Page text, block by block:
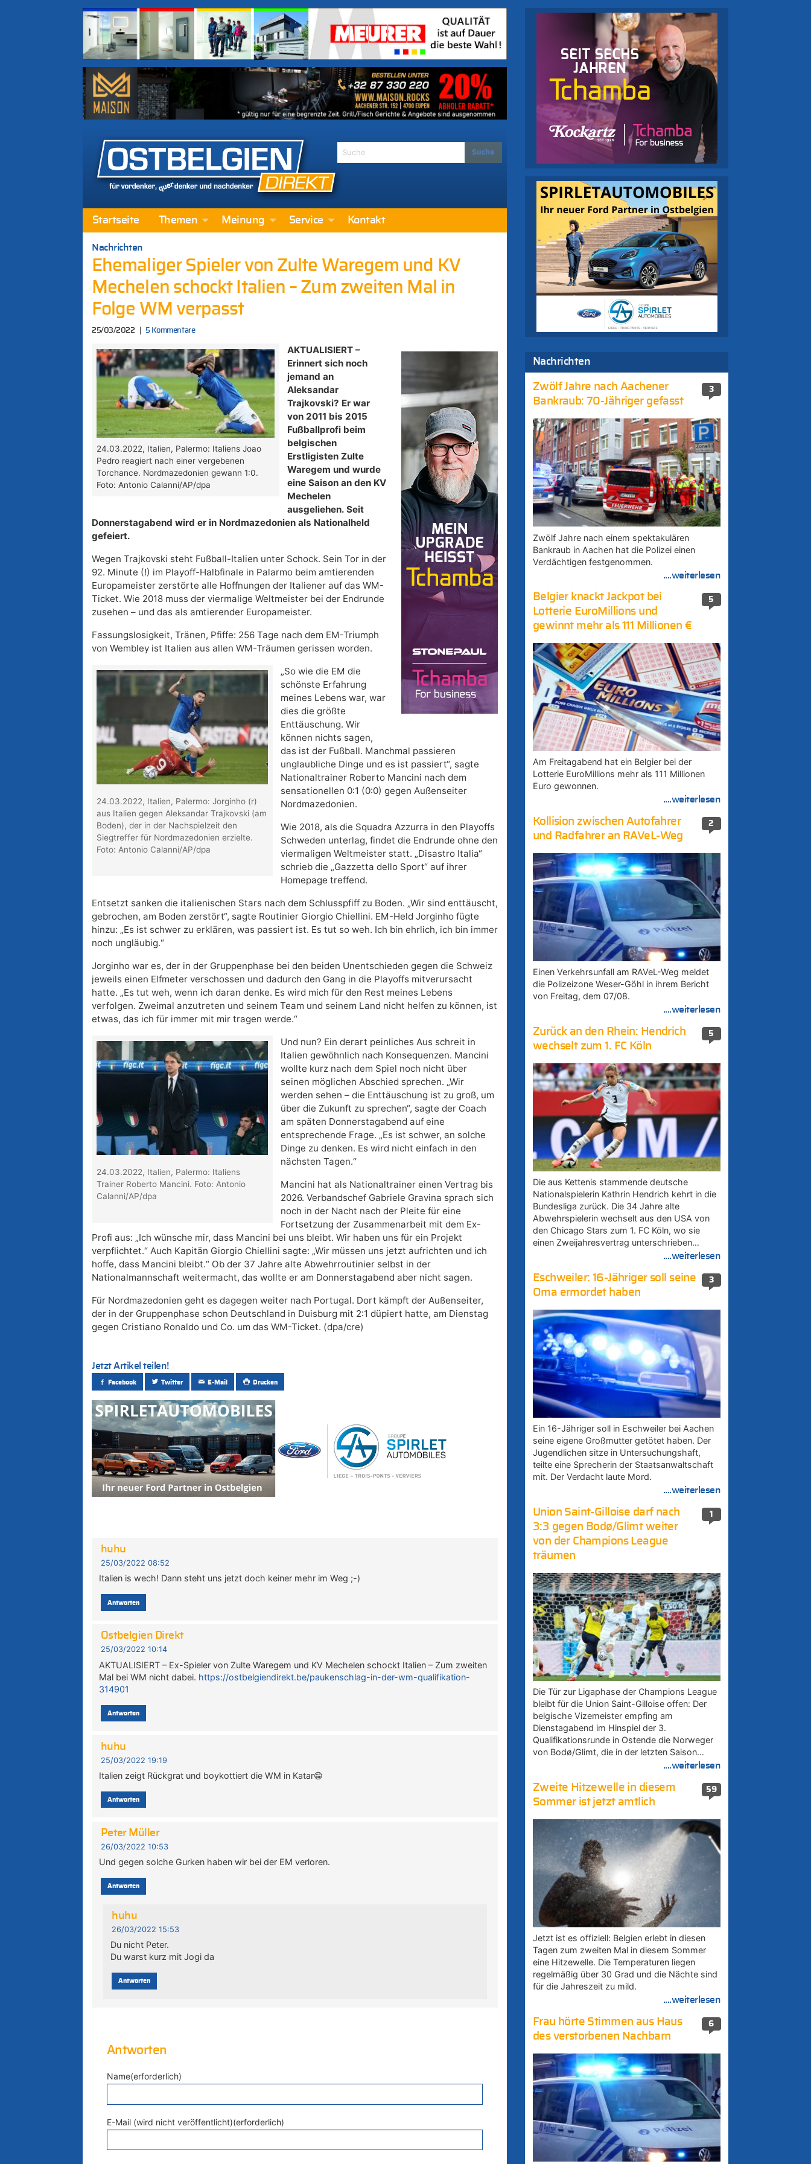
Startseite Themen Meinung Service Kontakt
Nachrichten
Ehemaliger Spieler von Zulte Waregem und KV
Mechelen schockt Italien – Zum zweiten Mal in
Folge WM verpasst
25/03/2022 5 Kommentare
24.03.2022, Italien, Palermo: Italiens Joao
Pedro reagiert nach einer vergebenen
Torchance. Nordmazedonien gewann 1:0.
Foto: Antonio Calanni/AP/dpa
AKTUALISIERT –
Erinnert sich noch
jemand an
Aleksandar
Trajkovski? Er war
von 2011 bis 2015
Fußballprofi beim
belgischen
Erstligisten Zulte
Waregem und wurde
eine Saison an den KV
Mechelen
ausgeliehen. Seit
Donnerstagabend wird er in Nordmazedonien als Nationalheld
gefeiert.
Wegen Trajkovski steht Fußball-Italien unter Schock. Sein Tor in der
92. Minute (!) im Playoff-Halbfinale in Palarmo beim amtierenden
Europameister zerstörte alle Hoffnungen der Italiener auf das WM-
Ticket. Wie 2018 muss der viermalige Weltmeister bei der Endrunde
zusehen – und das als amtierender Europameister.
Fassungslosigkeit, Tränen, Pfiffe: 256 Tage nach dem EM-Triumph
von Wembley ist Italien aus allen WM-Träumen gerissen worden.
24.03.2022, Italien, Palermo: Jorginho (r)
aus Italien gegen Aleksandar Trajkovski (am
Boden), der in der Nachspielzeit den
Siegtreffer für Nordmazedonien erzielte.
Foto: Antonio Calanni/AP/dpa
„So wie die EM die
schönste Erfahrung
meines Lebens war, war
dies die größte
Enttäuschung. Wir
können nichts sagen,
das ist der Fußball. Manchmal passieren
unglaubliche Dinge und es ist passiert“, sagte
Nationaltrainer Roberto Mancini nach dem
sensationellen 0:1 (0:0) gegen Außenseiter
Nordmazedonien.
Wie 2018, als die Squadra Azzurra in den Playoffs
Schweden unterlag, findet die Endrunde ohne den
viermaligen Weltmeister statt. „Disastro Italia“
schrieb die „Gazzetta dello Sport“ auf ihrer
Homepage treffend.
Entsetzt sanken die italienischen Stars nach dem Schlusspfiff zu Boden. „Wir sind enttäuscht,
gebrochen, am Boden zerstört“, sagte Routinier Giorgio Chiellini. EM-Held Jorginho fügte
hinzu: „Es ist schwer zu erklären, was passiert ist. Es tut so weh. Ich bin ehrlich, ich bin immer
noch ungläubig.“
Jorginho war es, der in der Gruppenphase bei den beiden Unentschieden gegen die Schweiz
jeweils einen Elfmeter verschossen und dadurch den Gang in die Playoffs mitverursacht
hatte. „Es tut weh, wenn ich daran denke. Es wird mich für den Rest meines Lebens
verfolgen. Zweimal anzutreten und seinem Team und seinem Land nicht helfen zu können, ist
etwas, das ich für immer mit mir tragen werde.“
24.03.2022, Italien, Palermo: Italiens
Trainer Roberto Mancini. Foto: Antonio
Calanni/AP/dpa
Und nun? Ein derart peinliches Aus schreit in
Italien gewöhnlich nach Konsequenzen. Mancini
wollte kurz nach dem Spiel noch nicht über
seinen möglichen Abschied sprechen. „Wir
werden sehen – die Enttäuschung ist zu groß, um
über die Zukunft zu sprechen“, sagte der Coach
am späten Donnerstagabend auf eine
entsprechende Frage. „Es ist schwer, an solche
Dinge zu denken. Es wird nicht einfach in den
nächsten Tagen.“
Mancini hat als Nationaltrainer einen Vertrag bis
2026. Verbandschef Gabriele Gravina sprach sich
noch in der Nacht nach der Pleite für eine
Fortsetzung der Zusammenarbeit mit dem Ex-
Profi aus: „Ich wünsche mir, dass Mancini bei uns bleibt. Wir haben uns für ein Projekt
verpflichtet.“ Auch Kapitän Giorgio Chiellini sagte: „Wir müssen uns jetzt aufrichten und ich
hoffe, dass Mancini bleibt.“ Ob der 37 Jahre alte Abwehrroutinier selbst in der
Nationalmannschaft weitermacht, das wollte er am Donnerstagabend aber nicht sagen.
Für Nordmazedonien geht es dagegen weiter nach Portugal. Dort kämpft der Außenseiter,
der in der Gruppenphase schon Deutschland in Duisburg mit 2:1 düpiert hatte, am Dienstag
gegen Cristiano Ronaldo und Co. um das WM-Ticket. (dpa/cre)
Jetzt Artikel teilen!
Facebook Twitter E-Mail Drucken
huhu
25/03/2022 08:52
Italien is wech! Dann steht uns jetzt doch keiner mehr im Weg ;-)
Antworten
Ostbelgien Direkt
25/03/2022 10:14
AKTUALISIERT – Ex-Spieler von Zulte Waregem und KV Mechelen schockt Italien – Zum zweiten
Mal bei WM nicht dabei. https://ostbelgiendirekt.be/paukenschlag-in-der-wm-qualifikation-
314901
Antworten
huhu
25/03/2022 19:19
Italien zeigt Rückgrat und boykottiert die WM in Katar😁
Antworten
Peter Müller
26/03/2022 10:53
Und gegen solche Gurken haben wir bei der EM verloren.
Antworten
huhu
26/03/2022 15:53
Du nicht Peter.
Du warst kurz mit Jogi da
Antworten
Antworten
Name(erforderlich)
E-Mail (wird nicht veröffentlicht)(erforderlich)
Nachrichten
3
Zwölf Jahre nach Aachener
Bankraub: 70-Jähriger gefasst
Zwölf Jahre nach einem spektakulären
Bankraub in Aachen hat die Polizei einen
Verdächtigen festgenommen.
....weiterlesen
5
Belgier knackt Jackpot bei
Lotterie EuroMillions und
gewinnt mehr als 111 Millionen €
Am Freitagabend hat ein Belgier bei der
Lotterie EuroMillions mehr als 111 Millionen
Euro gewonnen.
....weiterlesen
2
Kollision zwischen Autofahrer
und Radfahrer an RAVeL-Weg
Einen Verkehrsunfall am RAVeL-Weg meldet
die Polizeizone Weser-Göhl in ihrem Bericht
von Freitag, dem 07/08.
....weiterlesen
5
Zurück an den Rhein: Hendrich
wechselt zum 1. FC Köln
Die aus Kettenis stammende deutsche
Nationalspielerin Kathrin Hendrich kehrt in die
Bundesliga zurück. Die 34 Jahre alte
Abwehrspielerin wechselt aus den USA von
den Chicago Stars zum 1. FC Köln, wo sie
einen Zweijahresvertrag unterschrieben…
....weiterlesen
3
Eschweiler: 16-Jähriger soll seine
Oma ermordet haben
Ein 16-Jähriger soll in Eschweiler bei Aachen
seine eigene Großmutter getötet haben. Der
Jugendlichen sitze in Untersuchungshaft,
teilte eine Sprecherin der Staatsanwaltschaft
mit. Der Verdacht laute Mord.
....weiterlesen
1
Union Saint-Gilloise darf nach
3:3 gegen Bodø/Glimt weiter
von der Champions League
träumen
Die Tür zur Ligaphase der Champions League
bleibt für die Union Saint-Gilloise offen: Der
belgische Vizemeister empfing am
Dienstagabend im Hinspiel der 3.
Qualifikationsrunde in Ostende die Norweger
von Bodø/Glimt, die in der letzten Saison…
....weiterlesen
59
Zweite Hitzewelle in diesem
Sommer ist jetzt amtlich
Jetzt ist es offiziell: Belgien erlebt in diesen
Tagen zum zweiten Mal in diesem Sommer
eine Hitzewelle. Die Temperaturen liegen
regelmäßig über 30 Grad und die Nächte sind
für die Jahreszeit zu mild.
....weiterlesen
6
Frau hörte Stimmen aus Haus
des verstorbenen Nachbarn